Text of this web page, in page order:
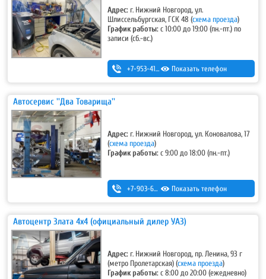
Адрес: г. Нижний Новгород, ул.
Шлиссельбургская, ГСК 48 (схема проезда)
График работы:с 10:00 до 19:00 (пн.-пт.) по
записи (сб.-вс.)
+7-953-415-03-10 Показать телефон
Автосервис ''Два Товарища''
Адрес: г. Нижний Новгород, ул. Коновалова, 17
(схема проезда)
График работы:с 9:00 до 18:00 (пн.-пт.)
+7-903-600-41-19 Показать телефон
Автоцентр Злата 4х4 (официальный дилер УАЗ)
Адрес: г. Нижний Новгород, пр. Ленина, 93 г
(метро Пролетарская)(схема проезда)
График работы:с 8:00 до 20:00 (ежедневно)